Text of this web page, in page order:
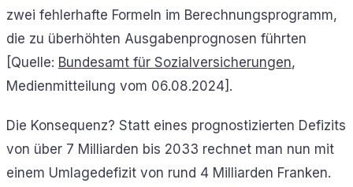
zwei fehlerhafte Formeln im Berechnungsprogramm,
die zu überhöhten Ausgabenprognosen führten
[Quelle: Bundesamt für Sozialversicherungen,
Medienmitteilung vom 06.08.2024].
Die Konsequenz? Statt eines prognostizierten Defizits
von über 7 Milliarden bis 2033 rechnet man nun mit
einem Umlagedefizit von rund 4 Milliarden Franken.